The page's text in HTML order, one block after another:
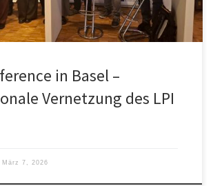
in Basel –
Vernetzung des LPI
März 7, 2026